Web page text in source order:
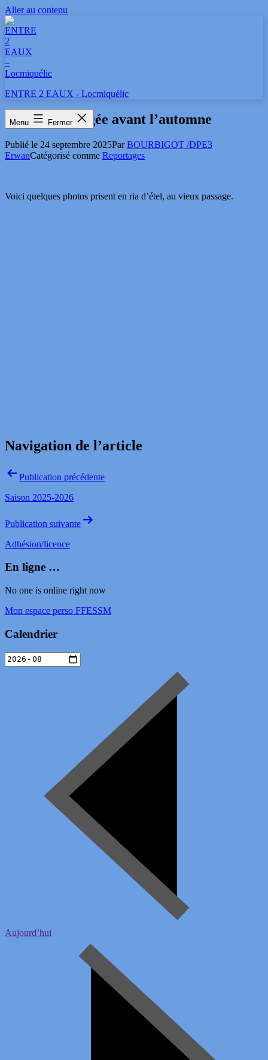
Aller au contenu
ENTRE 2 EAUX - Locmiquélic
Menu Fermer
dernière plongée avant l’automne
Publié le 24 septembre 2025ParBOURBIGOT /DPE3
ErwanCatégorisé comme Reportages
Voici quelques photos prisent en ria d’étel, au vieux passage.
Navigation de l’article
Publication précédente
Saison 2025-2026
Publication suivante
Adhésion/licence
En ligne …
No one is online right now
Mon espace perso FFESSM
Calendrier
Aujourd’hui